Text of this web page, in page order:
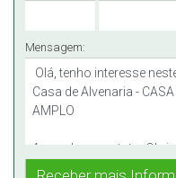
Mensagem: